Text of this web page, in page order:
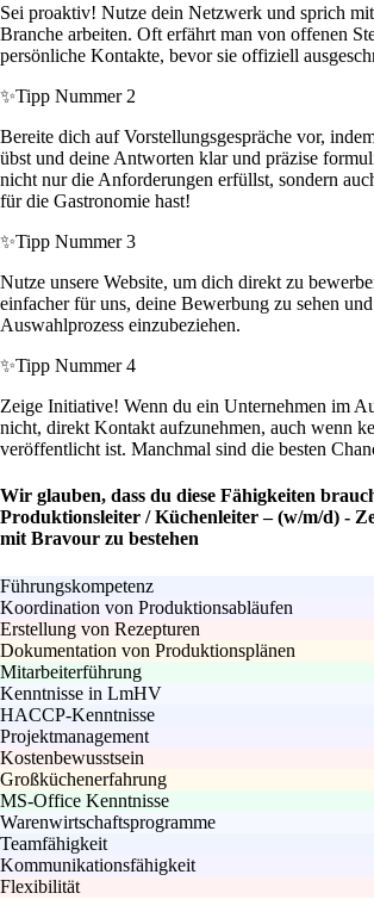
Sei proaktiv! Nutze dein Netzwerk und sprich
Branche arbeiten. Oft erfährt man von offenen
persönliche Kontakte, bevor sie offiziell
✨Tipp Nummer 2
Bereite dich auf Vorstellungsgespräche vor,
übst und deine Antworten klar und präzise
nicht nur die Anforderungen erfüllst, sondern
für die Gastronomie hast!
✨Tipp Nummer 3
Nutze unsere Website, um dich direkt zu
einfacher für uns, deine Bewerbung zu sehen
Auswahlprozess einzubeziehen.
✨Tipp Nummer 4
Zeige Initiative! Wenn du ein Unternehmen im
nicht, direkt Kontakt aufzunehmen, auch wenn
veröffentlicht ist. Manchmal sind die besten
Wir glauben, dass du diese Fähigkeiten
Produktionsleiter / Küchenleiter – (w/m/d) -
mit Bravour zu bestehen
Führungskompetenz
Koordination von Produktionsabläufen
Erstellung von Rezepturen
Dokumentation von Produktionsplänen
Mitarbeiterführung
Kenntnisse in LmHV
HACCP-Kenntnisse
Projektmanagement
Kostenbewusstsein
Großküchenerfahrung
MS-Office Kenntnisse
Warenwirtschaftsprogramme
Teamfähigkeit
Kommunikationsfähigkeit
Flexibilität